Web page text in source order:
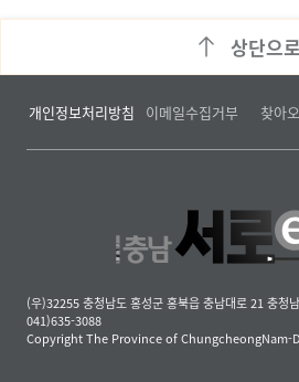
상단으로
개인정보처리방침 이메일수집거부 찾아
(우)32255 충청남도 홍성군 홍북읍 충남대로 21 충
041)635-3088
Copyright The Province of ChungcheongNam-